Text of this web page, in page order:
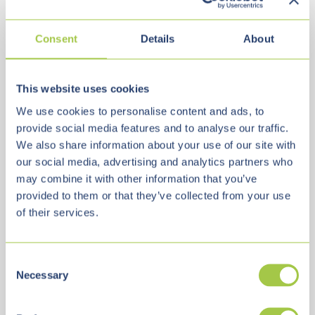
Consent Details About
This website uses cookies
We use cookies to personalise content and ads, to
provide social media features and to analyse our traffic.
We also share information about your use of our site with
our social media, advertising and analytics partners who
may combine it with other information that you’ve
provided to them or that they’ve collected from your use
of their services.
Necessary
zawierają wirusów. Pliki cookie sprawiają,
że nasza oferta jest bardziej przyjazna dla
użytkownika, skuteczniejsza i
bezpieczniejsza. Pliki cookie to małe pliki
tekstowe, które są przechowywane na
komputerze i zapisywane przez
przeglądarkę.
Większość używanych przez nas plików
Twojej wizycie. Inne pliki cookie pozostają